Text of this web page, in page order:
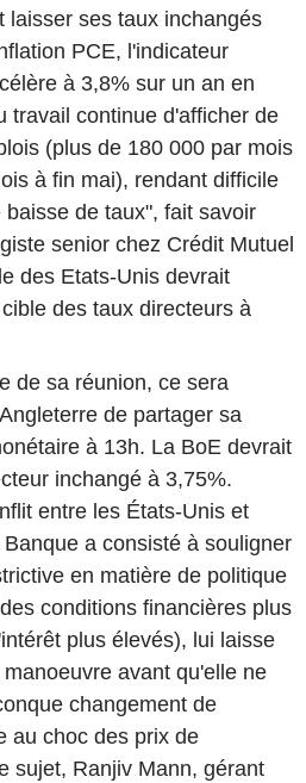
laisser ses taux inchangés
PCE, l'indicateur
à 3,8% sur un an en
travail continue d'afficher de
(plus de 180 000 par mois
à fin mai), rendant difficile
de taux", fait savoir
senior chez Crédit Mutuel
des Etats-Unis devrait
des taux directeurs à
de sa réunion, ce sera
de partager sa
à 13h. La BoE devrait
inchangé à 3,75%.
entre les États-Unis et
a consisté à souligner
en matière de politique
conditions financières plus
plus élevés), lui laisse
avant qu'elle ne
changement de
au choc des prix de
sujet, Ranjiv Mann, gérant